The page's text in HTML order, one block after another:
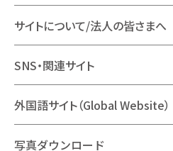
サイトについて/法人の皆さまへ
SNS・関連サイト
外国語サイト（Global Website）
写真ダウンロード